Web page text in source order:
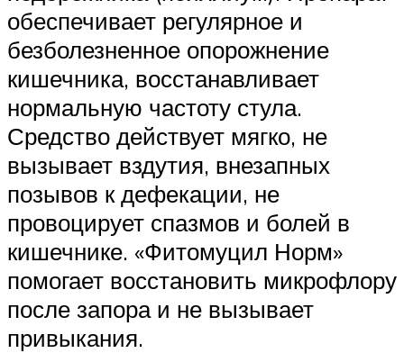
обеспечивает регулярное и
безболезненное опорожнение
кишечника, восстанавливает
нормальную частоту стула.
Средство действует мягко, не
вызывает вздутия, внезапных
позывов к дефекации, не
провоцирует спазмов и болей в
кишечнике. «Фитомуцил Норм»
помогает восстановить микрофлору
после запора и не вызывает
привыкания.